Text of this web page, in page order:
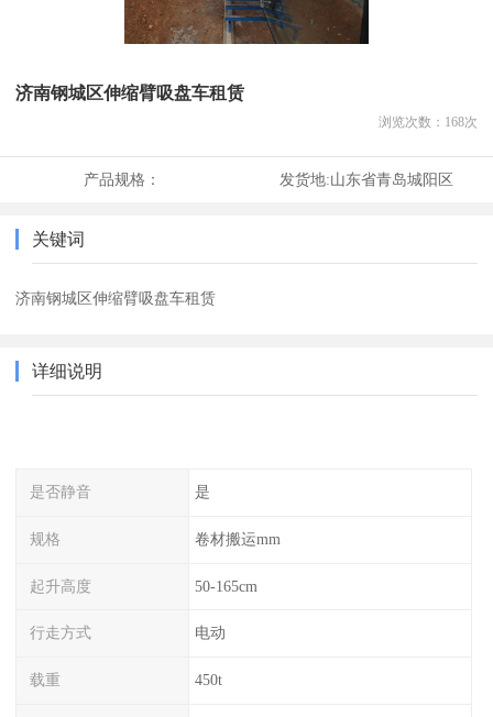
济南钢城区伸缩臂吸盘车租赁
浏览次数： 168次
产品规格： 发货地:山东省青岛城阳区
关键词
济南钢城区伸缩臂吸盘车租赁
详细说明
是否静音 是
规格 卷材搬运mm
起升高度 50-165cm
行走方式 电动
载重 450t